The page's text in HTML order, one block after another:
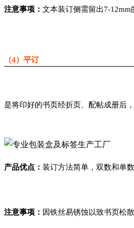
注意事项： 文本装订侧需留出7-12mm
（4）平订
是将印好的书页经折页、配帖成册后
产品优点： 装订方法简单，双数和单
注意事项： 因铁丝易锈蚀以致书页松